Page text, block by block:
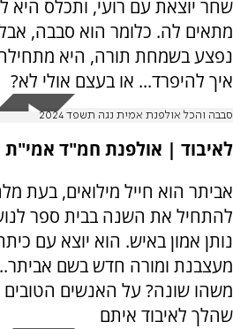
שחר יוצאת עם רועי, ותכלס
מתאים לה. כלומר הוא סבבה,
נפצע בשמחת תורה, היא
איך להיפרד... או בעצם אולי לא?
סבבה והכל אולפנת אמית נגה תשפד 2024
לאיבוד | אולפנת חמ"ד
אביתר הוא חייל מילואים, בעת
להתחיל את השנה בבית ספר
נותן אמון באיש. הוא יוצא עם
מעצבנת ומורה חדש בשם
משהו שונה? על האנשים
שהלך לאיבוד איתם